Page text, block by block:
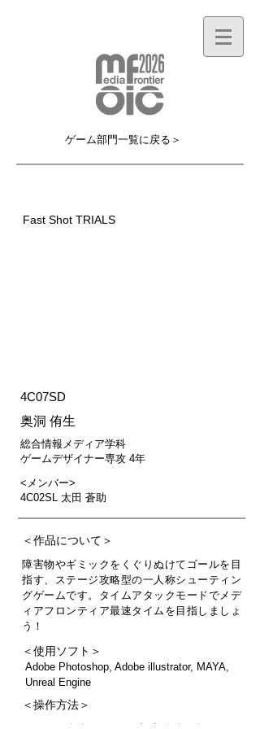
ゲーム部門一覧に戻る＞
Fast Shot TRIALS
4C07SD
奥洞 侑生
総合情報メディア学科
ゲームデザイナー専攻 4年
<メンバー>
4C02SL 太田 蒼助
＜作品について＞
障害物やギミックをくぐりぬけてゴールを目
指す、ステージ攻略型の一人称シューティン
グゲームです。タイムアタックモードでメデ
ィアフロンティア最速タイムを目指しましょ
う！
＜使用ソフト＞
Adobe Photoshop, Adobe illustrator, MAYA,
Unreal Engine
＜操作方法＞